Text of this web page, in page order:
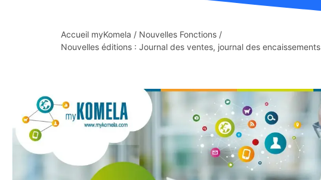
Accueil myKomela / Nouvelles Fonctions /
Nouvelles éditions : Journal des ventes, journal des encaissements